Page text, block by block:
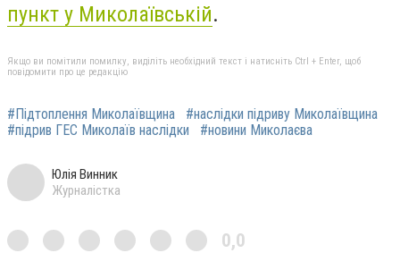
пункт у Миколаївській.
Якщо ви помітили помилку, виділіть необхідний текст і натисніть Ctrl + Enter, щоб
повідомити про це редакцію
#Підтоплення Миколаївщина
#наслідки підриву Миколаївщина
#підрив ГЕС Миколаїв наслідки
#новини Миколаєва
Юлія Винник
Журналістка
0,0